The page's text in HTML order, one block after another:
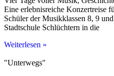
Eine erlebnisreiche Konzertreise
Schüler der Musikklassen 8, 9
Stadtschule Schlüchtern in die
Weiterlesen »
"Unterwegs"